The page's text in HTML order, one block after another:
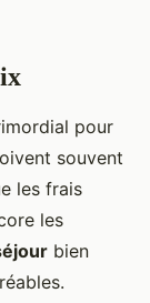
pour
souvent
les frais
les
bien